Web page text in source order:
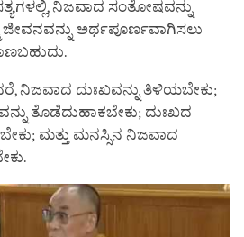
ನಿಜವಾದ ಸಂತೋಷವನ್ನು
ಜೀವನವನ್ನು ಅರ್ಥಪೂರ್ಣವಾಗಿಸಲು
ನಿಜವಾದ ದುಃಖವನ್ನು ತಿಳಿಯಬೇಕು;
ತೊಡೆದುಹಾಕಬೇಕು; ದುಃಖದ
ಮತ್ತು ಮನಸ್ಸಿನ ನಿಜವಾದ